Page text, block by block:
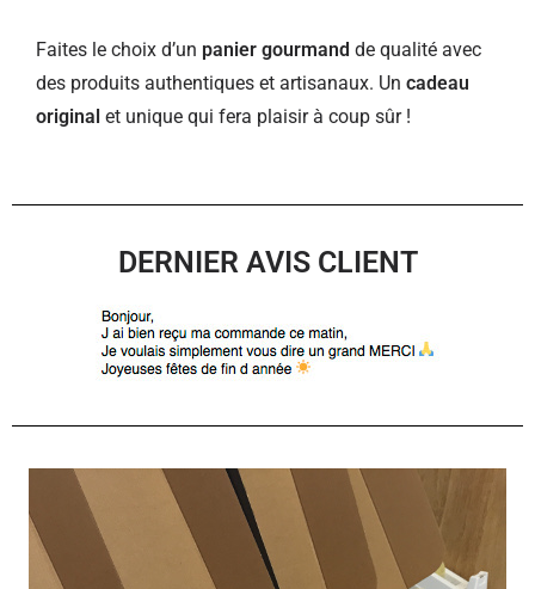
Faites le choix d’un panier gourmand de qualité avec
des produits authentiques et artisanaux. Un cadeau
original et unique qui fera plaisir à coup sûr !
DERNIER AVIS CLIENT